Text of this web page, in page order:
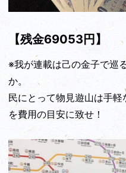
【残金69053円】
※我が連載は己の金子で巡
か。
民にとって物見遊山は手
を費用の目安に致せ！